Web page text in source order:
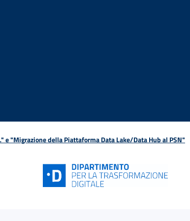
"Migrazione della Piattaforma Data Lake/Data Hub al PSN"